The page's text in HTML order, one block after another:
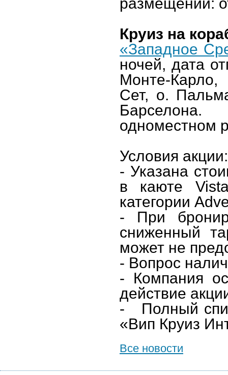
Круиз на
«Западное
ночей, дата
Монте-
Сет, о.
одноместном
Условия акции:
- Указана
в каюте
категории
- При
сниженный
может не
- Вопрос
- Компания
действие
-
Полный
«Вип Круиз
Все новости